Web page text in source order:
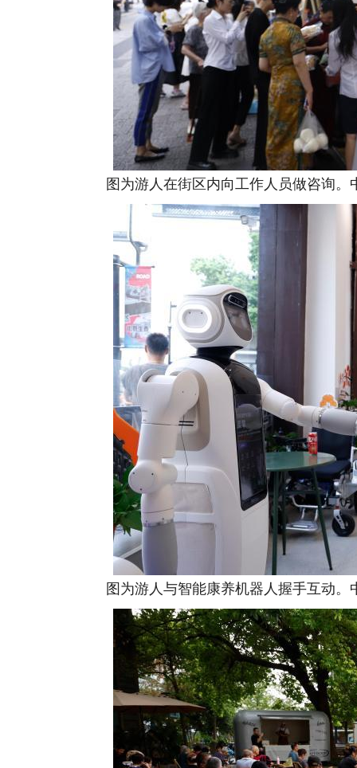
图为游人在街区内向工作人员做咨询。
图为游人与智能康养机器人握手互动。